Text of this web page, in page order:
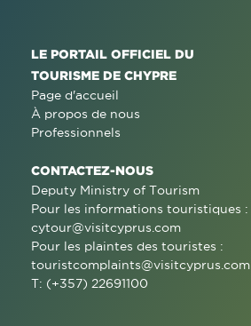
LE PORTAIL OFFICIEL DU
TOURISME DE CHYPRE
Page d'accueil
À propos de nous
Professionnels
CONTACTEZ-NOUS
Deputy Ministry of Tourism
Pour les informations touristiques :
cytour@visitcyprus.com
Pour les plaintes des touristes :
touristcomplaints@visitcyprus.com
T: (+357) 22691100